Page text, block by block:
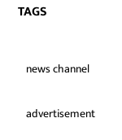
TAGS
news channel
advertisement